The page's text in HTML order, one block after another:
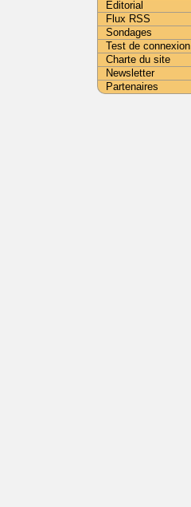
Editorial
Flux RSS
Sondages
Test de connexion
Charte du site
Newsletter
Partenaires